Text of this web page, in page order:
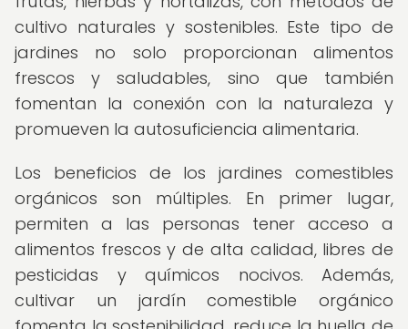
cultivo naturales y sostenibles. Este tipo de
jardines no solo proporcionan alimentos
frescos y saludables, sino que también
fomentan la conexión con la naturaleza y
promueven la autosuficiencia alimentaria.
Los beneficios de los jardines comestibles
orgánicos son múltiples. En primer lugar,
permiten a las personas tener acceso a
alimentos frescos y de alta calidad, libres de
pesticidas y químicos nocivos. Además,
cultivar un jardín comestible orgánico